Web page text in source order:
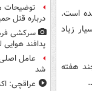
شد، ارائه شده است.
زیاد
هفته
توضیحات
درباره قتل
سرکشی
پدافند هوایی
عامل
شد
عراقچی: